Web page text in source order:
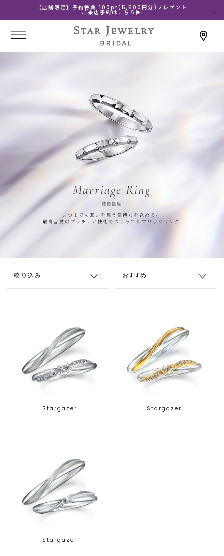
【店舗限定】予約特典 100pt(5,500円分)プレゼント
ご来店予約はこちら▶
Marriage Ring
結婚指輪
いつまでも互いを想う気持ちを込めて。
最高品質のプラチナと技術でつくられたマリッジリング
絞り込み
Stargazer Stargazer
Stargazer